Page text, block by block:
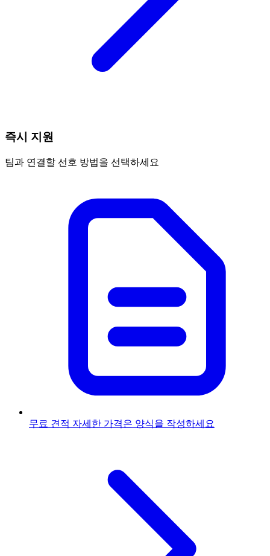
즉시 지원
팀과 연결할 선호 방법을 선택하세요
무료 견적 자세한 가격은 양식을 작성하세요